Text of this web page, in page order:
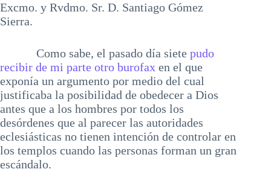
Excmo. y Rvdmo. Sr. D. Santiago Gómez
Sierra.
Como sabe, el pasado día siete pudo
recibir de mi parte otro burofax en el que
exponía un argumento por medio del cual
justificaba la posibilidad de obedecer a Dios
antes que a los hombres por todos los
desórdenes que al parecer las autoridades
eclesiásticas no tienen intención de controlar en
los templos cuando las personas forman un gran
escándalo.